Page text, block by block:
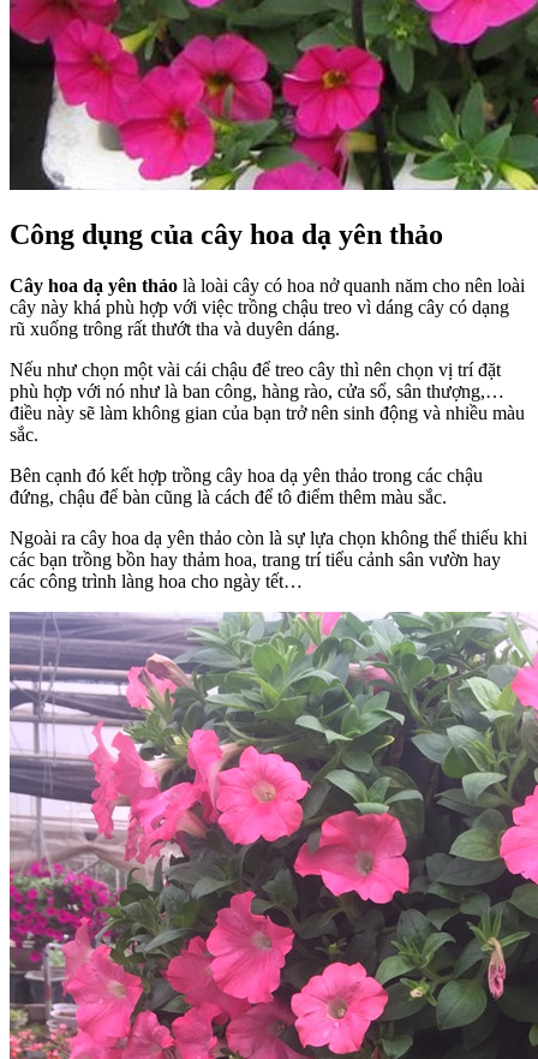
Công dụng của cây hoa dạ yên thảo
Cây hoa dạ yên thảo là loài cây có hoa nở quanh năm cho nên loài
cây này khá phù hợp với việc trồng chậu treo vì dáng cây có dạng
rũ xuống trông rất thướt tha và duyên dáng.
Nếu như chọn một vài cái chậu để treo cây thì nên chọn vị trí đặt
phù hợp với nó như là ban công, hàng rào, cửa sổ, sân thượng,…
điều này sẽ làm không gian của bạn trở nên sinh động và nhiều màu
sắc.
Bên cạnh đó kết hợp trồng cây hoa dạ yên thảo trong các chậu
đứng, chậu để bàn cũng là cách để tô điểm thêm màu sắc.
Ngoài ra cây hoa dạ yên thảo còn là sự lựa chọn không thể thiếu khi
các bạn trồng bồn hay thảm hoa, trang trí tiểu cảnh sân vườn hay
các công trình làng hoa cho ngày tết…